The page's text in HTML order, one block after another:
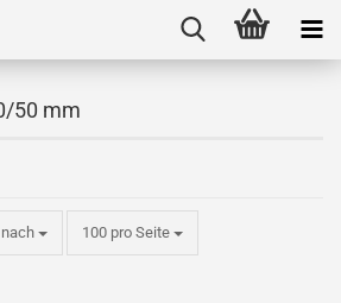
50 mm
100 pro Seite